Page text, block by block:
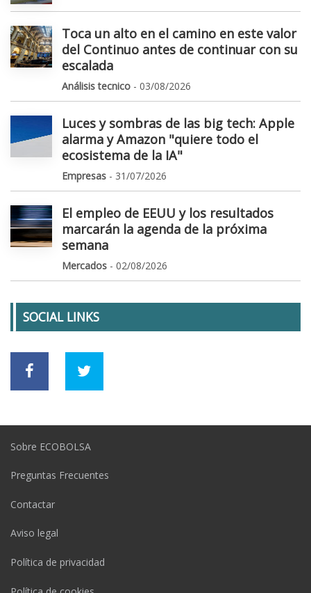
Toca un alto en el camino en este valor
del Continuo antes de continuar con su
escalada
Análisis tecnico - 03/08/2026
Luces y sombras de las big tech: Apple
alarma y Amazon "quiere todo el
ecosistema de la IA"
Empresas - 31/07/2026
El empleo de EEUU y los resultados
marcarán la agenda de la próxima
semana
Mercados - 02/08/2026
SOCIAL LINKS
Sobre ECOBOLSA
Preguntas Frecuentes
Contactar
Aviso legal
Política de privacidad